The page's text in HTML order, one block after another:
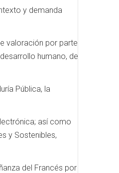
y demanda
valoración por parte
humano, de
Pública, la
así como
y Sostenibles,
del Francés por